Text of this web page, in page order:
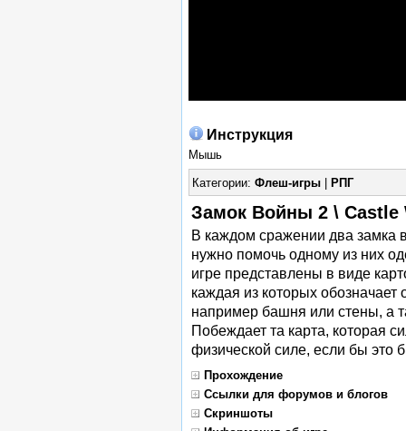
Инструкция
Мышь
Категории: Флеш-игры| РПГ
Замок Войны 2 \ Castle
В каждом сражении два замка
нужно помочь одному из них
игре представлены в виде
каждая из которых
например башня или стены, а
Побеждает та карта, которая
физической силе, если бы это
Прохождение
Ссылки для форумов и блогов
Скриншоты